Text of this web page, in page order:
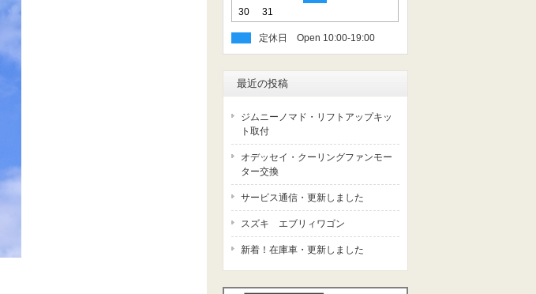
30
31
定休日
最近の投稿
ジムニーノマド・リフトアップキッ
ト取付
オデッセイ・クーリングファンモー
ター交換
サービス通信・更新しました
スズキ エブリィワゴン
新着！在庫車・更新しました